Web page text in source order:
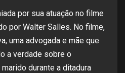
por sua atuação no filme
por Walter Salles. No filme,
uma advogada e mãe que
a verdade sobre o
durante a ditadura